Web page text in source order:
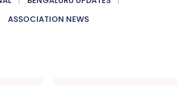
ASSOCIATION NEWS